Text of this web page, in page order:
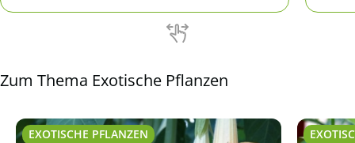
besonders pflegeleicht und robust.
Zum Thema Exotische Pflanzen
EXOTISCHE PFLANZEN